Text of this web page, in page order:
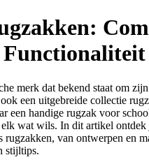
merk dat bekend staat om
een uitgebreide collectie
een handige rugzak voor
wat wils. In dit artikel ontdek
rugzakken, van ontwerpen en
stijltips.